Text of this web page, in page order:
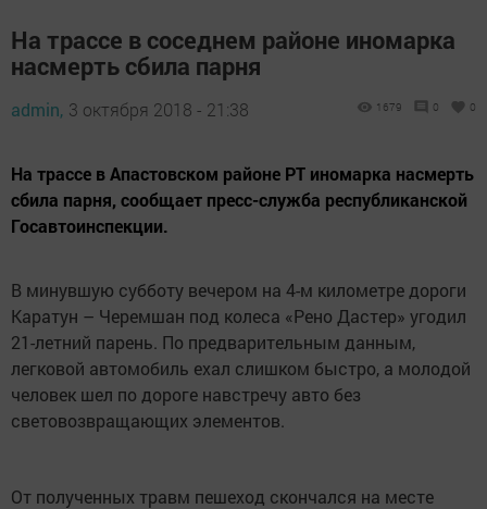
На трассе в соседнем районе иномарка
насмерть сбила парня
admin, 3 октября 2018 - 21:38 1679 0 0
На трассе в Апастовском районе РТ иномарка насмерть
сбила парня, сообщает пресс-служба республиканской
Госавтоинспекции.
В минувшую субботу вечером на 4-м километре дороги
Каратун – Черемшан под колеса «Рено Дастер» угодил
21-летний парень. По предварительным данным,
легковой автомобиль ехал слишком быстро, а молодой
человек шел по дороге навстречу авто без
световозвращающих элементов.
От полученных травм пешеход скончался на месте